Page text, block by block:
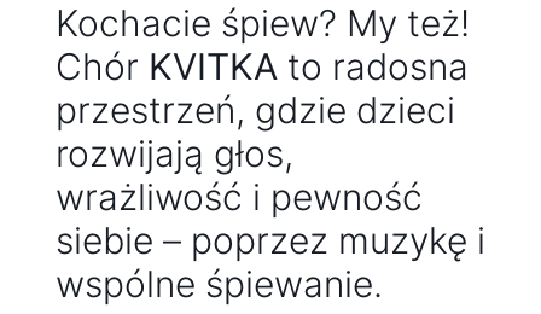
Kochacie śpiew? My też!
Chór KVITKA to radosna
przestrzeń, gdzie dzieci
rozwijają głos,
wrażliwość i pewność
siebie – poprzez muzykę i
wspólne śpiewanie.